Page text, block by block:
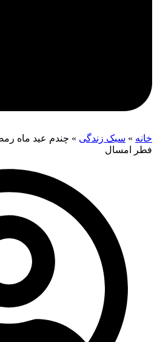
خانه » سبک زندگی »
فطر امسال